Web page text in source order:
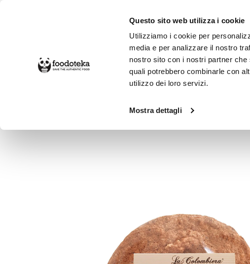
Questo sito web utilizza i cookie
Utilizziamo i cookie per
media e per analizzare il nostro
nostro sito con i nostri partner
quali potrebbero combinarle con
utilizzo dei loro servizi.
Mostra dettagli
SPESA ONLINE DA NON PERDERE